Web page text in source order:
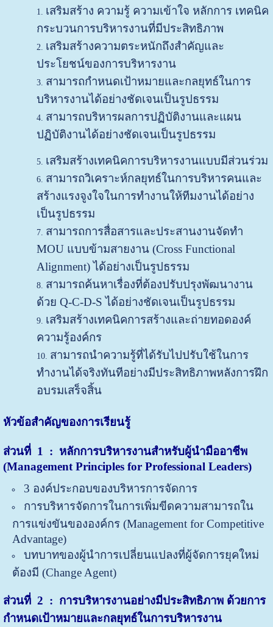
เสริมสร้าง ความรู้ ความเข้าใจ หลักการ เทคนิค
กระบวนการบริหารงานที่มีประสิทธิภาพ
เสริมสร้างความตระหนักถึงสำคัญและ
ประโยชน์ของการบริหารงาน
สามารถกำหนดเป้าหมายและกลยุทธ์ในการ
บริหารงานได้อย่างชัดเจนเป็นรูปธรรม
สามารถบริหารผลการปฏิบัติงานและแผน
ปฏิบัติงานได้อย่างชัดเจนเป็นรูปธรรม
เสริมสร้างเทคนิคการบริหารงานแบบมีส่วนร่วม
สามารถวิเคราะห์กลยุทธ์ในการบริหารคนและ
สร้างแรงจูงใจในการทำงานให้ทีมงานได้อย่าง
เป็นรูปธรรม
สามารถการสื่อสารและประสานงานจัดทำ
MOU แบบข้ามสายงาน (Cross Functional
Alignment) ได้อย่างเป็นรูปธรรม
สามารถค้นหาเรื่องที่ต้องปรับปรุงพัฒนางาน
ด้วย Q-C-D-S ได้อย่างชัดเจนเป็นรูปธรรม
เสริมสร้างเทคนิคการสร้างและถ่ายทอดองค์
ความรู้องค์กร
สามารถนำความรู้ที่ได้รับไปปรับใช้ในการ
ทำงานได้จริงทันทีอย่างมีประสิทธิภาพหลังการฝึก
อบรมเสร็จสิ้น
หัวข้อสำคัญของการเรียนรู้
ส่วนที่ 1 : หลักการบริหารงานสำหรับผู้นำมืออาชีพ
(Management Principles for Professional Leaders)
3 องค์ประกอบของบริหารการจัดการ
การบริหารจัดการในการเพิ่มขีดความสามารถใน
การแข่งขันขององค์กร (Management for Competitive
Advantage)
บทบาทของผู้นำการเปลี่ยนแปลงที่ผู้จัดการยุคใหม่
ต้องมี (Change Agent)
ส่วนที่ 2 : การบริหารงานอย่างมีประสิทธิภาพ ด้วยการ
กำหนดเป้าหมายและกลยุทธ์ในการบริหารงาน